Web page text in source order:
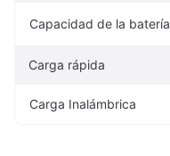
Capacidad de la batería
Carga rápida
Carga Inalámbrica